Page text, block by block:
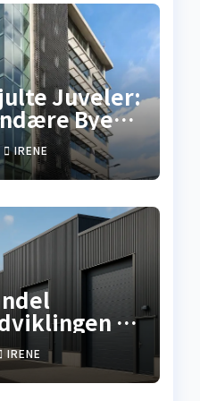
Juveler:
Byer
i
IRENE
af
i Danmark
IRENE